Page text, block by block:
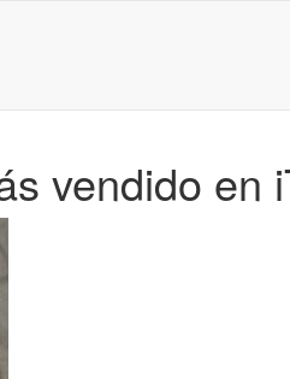
vendido en